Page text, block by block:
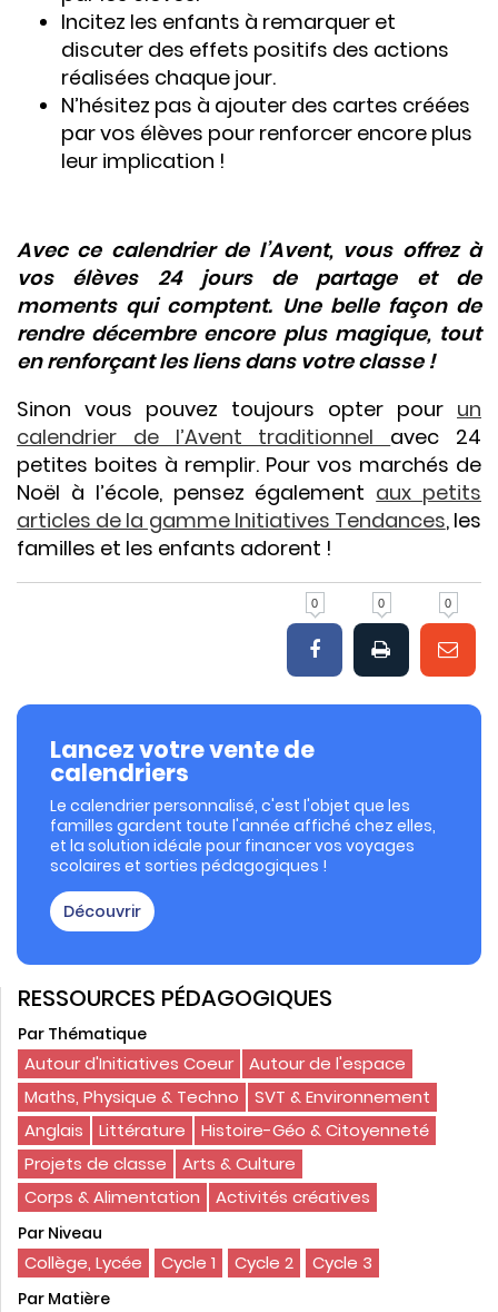
Incitez les enfants à remarquer et
discuter des effets positifs des actions
réalisées chaque jour.
N’hésitez pas à ajouter des cartes créées
par vos élèves pour renforcer encore plus
leur implication !
Avec ce calendrier de l’Avent, vous offrez à
vos élèves 24 jours de partage et de
moments qui comptent. Une belle façon de
rendre décembre encore plus magique, tout
en renforçant les liens dans votre classe !
Sinon vous pouvez toujours opter pour un
calendrier de l’Avent traditionnel avec 24
petites boites à remplir. Pour vos marchés de
Noël à l’école, pensez également aux petits
articles de la gamme Initiatives Tendances, les
familles et les enfants adorent !
0 0 0
Lancez votre vente de
calendriers
Le calendrier personnalisé, c'est l'objet que les
familles gardent toute l'année affiché chez elles,
et la solution idéale pour financer vos voyages
scolaires et sorties pédagogiques !
Découvrir
RESSOURCES PÉDAGOGIQUES
Par Thématique
Autour d'Initiatives Coeur
Autour de l'espace
Maths, Physique & Techno
SVT & Environnement
Anglais
Littérature
Histoire-Géo & Citoyenneté
Projets de classe
Arts & Culture
Corps & Alimentation
Activités créatives
Par Niveau
Collège, Lycée Cycle 1 Cycle 2 Cycle 3
Par Matière